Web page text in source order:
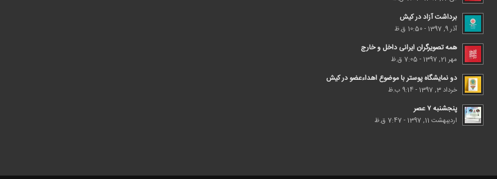
برداشت آزاد در کیش
آذر 9, 1397 - 10:50 ق.ظ
همه تصویرگران ایرانی داخل و خارج
مهر 21, 1397 - 7:05 ق.ظ
دو نمایشگاه پوستر با موضوع اهداء‌عضو در کیش
خرداد 3, 1397 - 9:14 ب.ظ
پنجشنبه ۷ عصر
اردیبهشت 11, 1397 - 7:47 ق.ظ